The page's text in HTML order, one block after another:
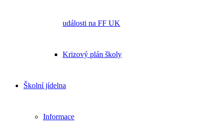
události na FF UK
Krizový plán školy
Školní jídelna
Informace